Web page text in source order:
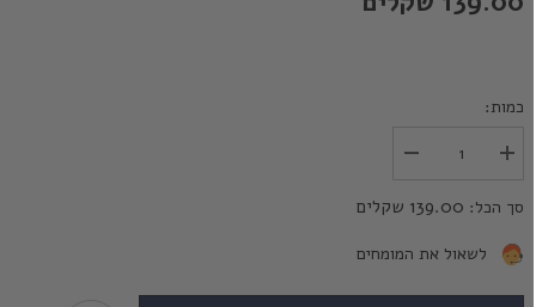
כמות:
הכמות
עבור
הגיהנום
הגדל
עבור
הגיהנום
-
סך הכל: 139.00 שקלים
לשאול את המומחים